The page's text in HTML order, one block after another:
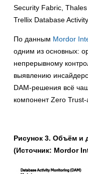
Security Fabric,
Trellix Database
По данным Mordor
одним из основных:
непрерывному
выявлению
DAM-решения всё
компонент Zero Trust-
Рисунок 3. Объём и
(Источник: Mordor